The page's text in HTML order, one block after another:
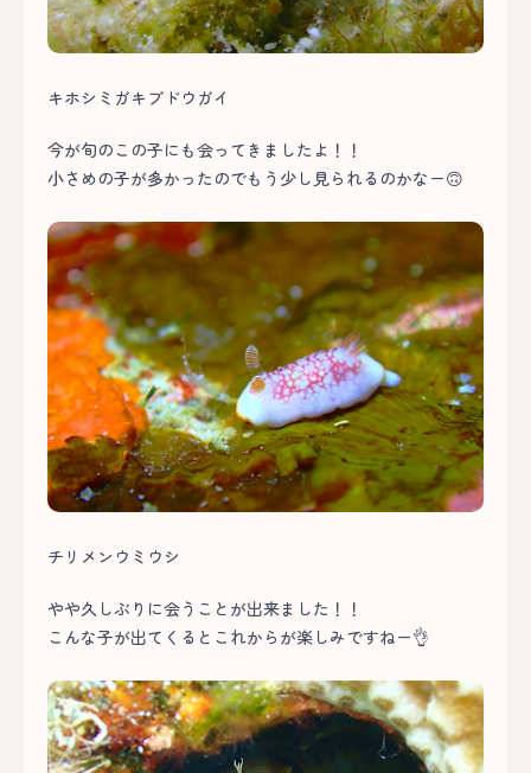
キホシミガキブドウガイ
今が旬のこの子にも会ってきましたよ！！
小さめの子が多かったのでもう少し見られるのかなー🙃
チリメンウミウシ
やや久しぶりに会うことが出来ました！！
こんな子が出てくるとこれからが楽しみですねー👌